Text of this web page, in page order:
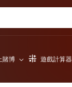
賭博 遊戲計算器